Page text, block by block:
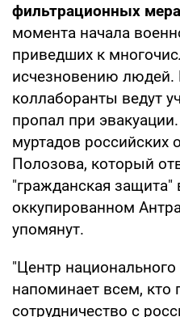
фильтрационных
момента начала
приведших к
исчезновению людей.
коллаборанты ведут
пропал при
муртадов российских
Полозова, который
"гражданская
оккупированном
упомянут.
"Центр
напоминает всем, кто
сотрудничество с